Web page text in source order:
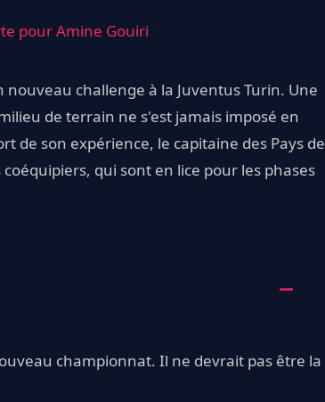
pour Amine Gouiri
challenge à la Juventus Turin. Une
de terrain ne s'est jamais imposé en
de son expérience, le capitaine des Pays de
qui sont en lice pour les phases
championnat. Il ne devrait pas être la